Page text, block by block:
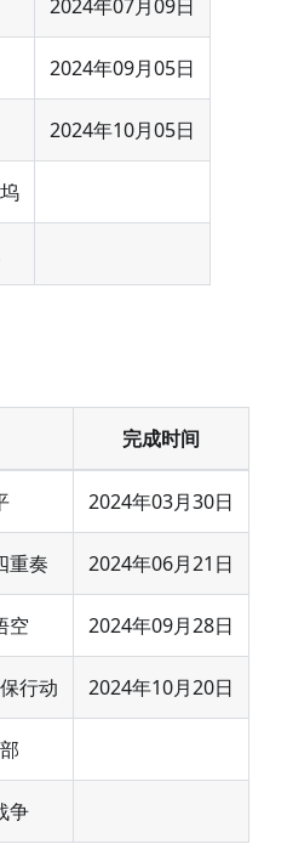
2024年07月09日
2024年09月05日
2024年10月05日
完成时间
2024年03月30日
重奏 2024年06月21日
空 2024年09月28日
行动 2024年10月20日
争